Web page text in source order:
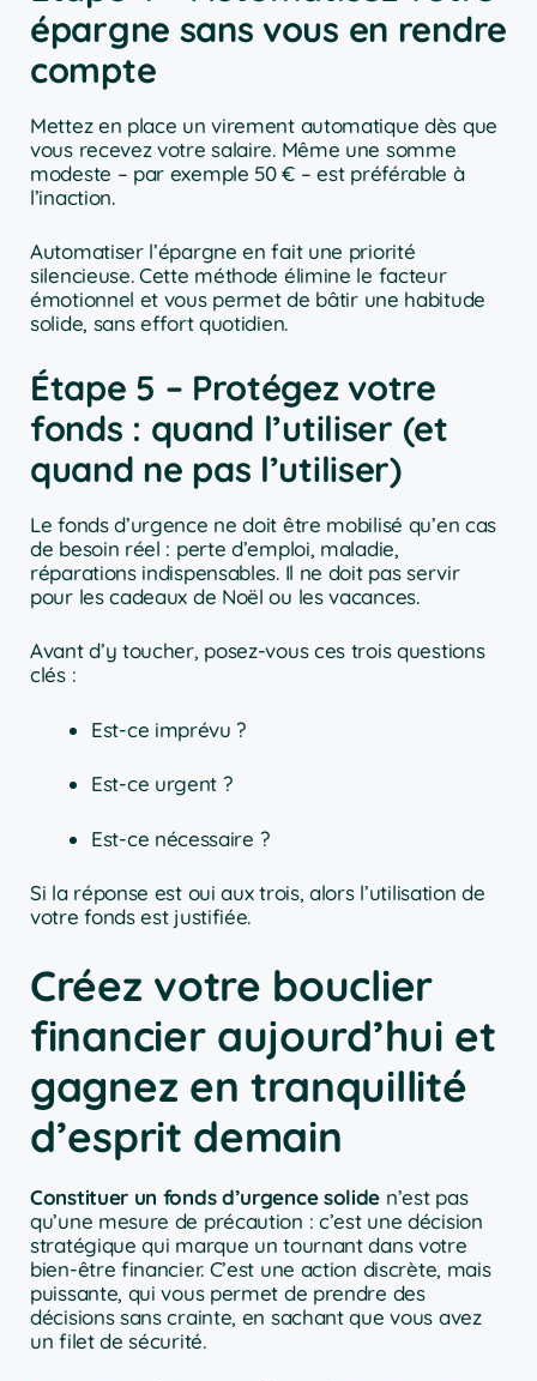
épargne sans vous en rendre
compte
Mettez en place un virement automatique dès que
vous recevez votre salaire. Même une somme
modeste – par exemple 50 € – est préférable à
l’inaction.
Automatiser l’épargne en fait une priorité
silencieuse. Cette méthode élimine le facteur
émotionnel et vous permet de bâtir une habitude
solide, sans effort quotidien.
Étape 5 – Protégez votre
fonds : quand l’utiliser (et
quand ne pas l’utiliser)
Le fonds d’urgence ne doit être mobilisé qu’en cas
de besoin réel : perte d’emploi, maladie,
réparations indispensables. Il ne doit pas servir
pour les cadeaux de Noël ou les vacances.
Avant d’y toucher, posez-vous ces trois questions
clés :
Est-ce imprévu ?
Est-ce urgent ?
Est-ce nécessaire ?
Si la réponse est oui aux trois, alors l’utilisation de
votre fonds est justifiée.
Créez votre bouclier
financier aujourd’hui et
gagnez en tranquillité
d’esprit demain
Constituer un fonds d’urgence solide n’est pas
qu’une mesure de précaution : c’est une décision
stratégique qui marque un tournant dans votre
bien-être financier. C’est une action discrète, mais
puissante, qui vous permet de prendre des
décisions sans crainte, en sachant que vous avez
un filet de sécurité.